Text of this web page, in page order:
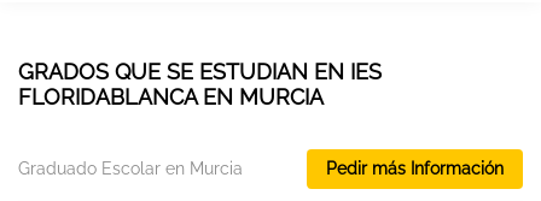
GRADOS QUE SE ESTUDIAN EN IES
FLORIDABLANCA EN MURCIA
Graduado Escolar en Murcia Pedir más Información